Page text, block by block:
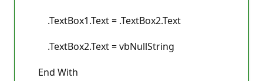
.TextBox1.Text = .TextBox2.Text
.TextBox2.Text = vbNullString
End With